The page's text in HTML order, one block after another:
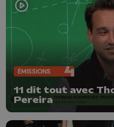
ÉMISSIONS
11 dit tout avec
Pereira